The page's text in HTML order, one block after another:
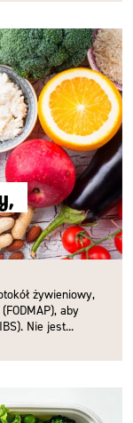
żywieniowy,
aby
Nie jest...